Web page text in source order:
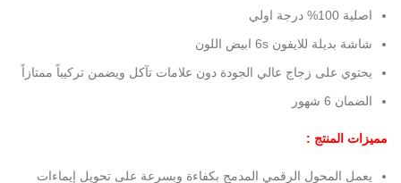
اصلية 100% درجة اولي
شاشة بديلة للايفون 6s ابيض اللون
يحتوي على زجاج عالي الجودة دون علامات تآكل ويضمن تركيباً ممتازاً
الضمان 6 شهور
مميزات المنتج :
يعمل المحول الرقمي المدمج بكفاءة وبسرعة على تحويل إيماءات